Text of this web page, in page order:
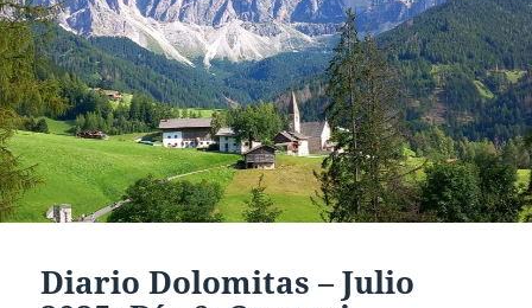
Diario Dolomitas – Julio